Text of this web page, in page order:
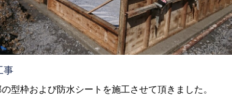
事
型枠および防水シートを施工させて頂きました。